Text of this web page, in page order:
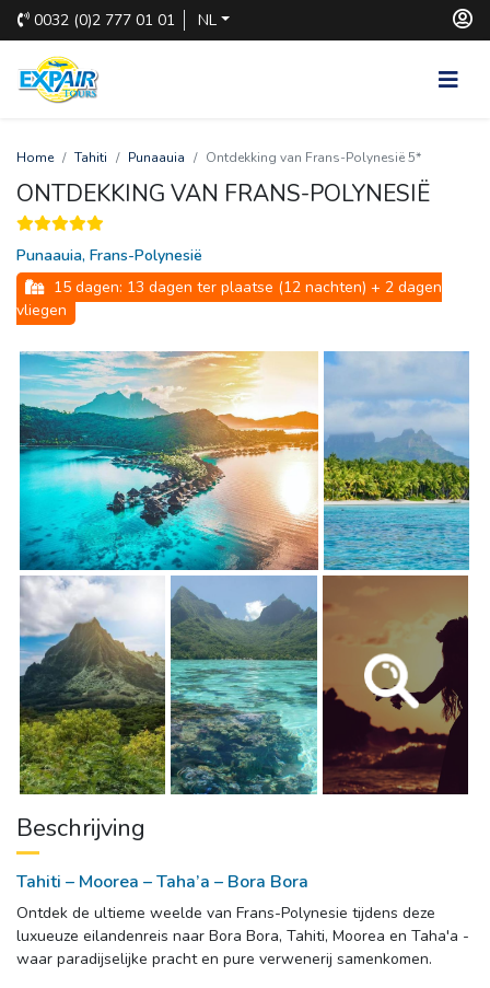
0032 (0)2 777 01 01 NL
Home Tahiti Punaauia Ontdekking van Frans-Polynesië 5*
ONTDEKKING VAN FRANS-POLYNESIË
Punaauia, Frans-Polynesië
15 dagen: 13 dagen ter plaatse (12 nachten) + 2 dagen
vliegen
Beschrijving
Tahiti – Moorea – Taha’a – Bora Bora
Ontdek de ultieme weelde van Frans-Polynesie tijdens deze
luxueuze eilandenreis naar Bora Bora, Tahiti, Moorea en Taha'a -
waar paradijselijke pracht en pure verwenerij samenkomen.